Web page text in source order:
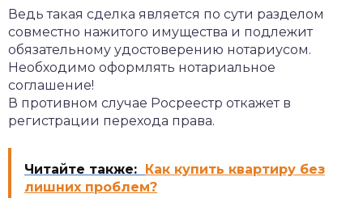
Ведь такая сделка является по сути разделом
совместно нажитого имущества и подлежит
обязательному удостоверению нотариусом.
Необходимо оформлять нотариальное
соглашение!
В противном случае Росреестр откажет в
регистрации перехода права.
Читайте также: Как купить квартиру без
лишних проблем?